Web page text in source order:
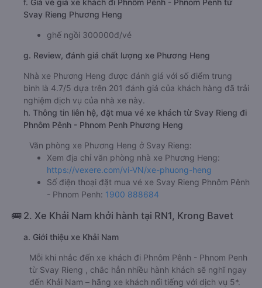
f. Giá vé giá xe khách đi Phnôm Pênh - Phnom Penh từ
Svay Rieng Phương Heng
ghế ngồi 300000đ/vé
g. Review, đánh giá chất lượng xe Phương Heng
Nhà xe Phương Heng được đánh giá với số điểm trung
bình là 4.7/5 dựa trên 201 đánh giá của khách hàng đã trải
nghiệm dịch vụ của nhà xe này.
h. Thông tin liên hệ, đặt mua vé xe khách từ Svay Rieng đi
Phnôm Pênh - Phnom Penh Phương Heng
Văn phòng xe Phương Heng ở Svay Rieng:
Xem địa chỉ văn phòng nhà xe Phương Heng:
https://vexere.com/vi-VN/xe-phuong-heng
Số điện thoại đặt mua vé xe Svay Rieng Phnôm Pênh
- Phnom Penh: 1900 888684
🚌 2. Xe Khải Nam khởi hành tại RN1, Krong Bavet
a. Giới thiệu xe Khải Nam
Mỗi khi nhắc đến xe khách đi Phnôm Pênh - Phnom Penh
từ Svay Rieng , chắc hẳn nhiều hành khách sẽ nghĩ ngay
đến Khải Nam – hãng xe khách nổi tiếng với dịch vụ 5*.